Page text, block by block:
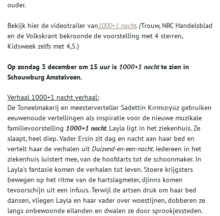
ouder.
Bekijk hier de videotrailer van1000+1 nacht. (Trouw, NRC Handelsblad
en de Volkskrant bekroonde de voorstelling met 4 sterren,
Kidsweek zelfs met 4,5.)
Op zondag 3 december om 15 uur is 1000+1 nachtte zien in
Schouwburg Amstelveen.
Verhaal 1000+1 nacht verhaal:
De Toneelmakerij en meesterverteller Sadettin Kırmızıyüz gebruiken
eeuwenoude vertellingen als inspiratie voor de nieuwe muzikale
familievoorstelling 1000+1 nacht. Layla ligt in het ziekenhuis. Ze
slaapt, heel diep. Vader Ersin zit dag en nacht aan haar bed en
vertelt haar de verhalen uit Duizend-en-een-nacht. Iedereen in het
ziekenhuis luistert mee, van de hoofdarts tot de schoonmaker. In
Layla's fantasie komen de verhalen tot leven. Stoere krijgsters
bewegen op het ritme van de hartslagmeter, djinns komen
tevoorschijn uit een infuus. Terwijl de artsen druk om haar bed
dansen, vliegen Layla en haar vader over woestijnen, dobberen ze
langs onbewoonde eilanden en dwalen ze door sprookjessteden.